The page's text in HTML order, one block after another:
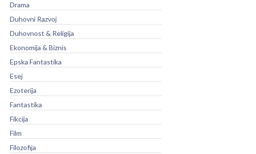
Drama
Duhovni Razvoj
Duhovnost & Religija
Ekonomija & Biznis
Epska Fantastika
Esej
Ezoterija
Fantastika
Fikcija
Film
Filozofija